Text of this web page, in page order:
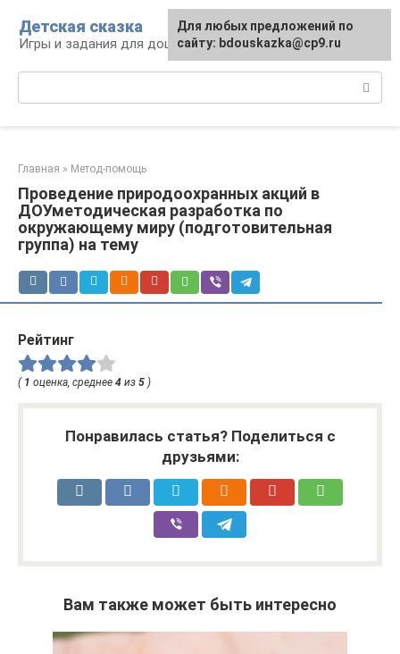
контенту
Детская сказка
Игры и задания для дошкольников
Главная » Метод-помощь
Проведение природоохранных акций в
ДОУметодическая разработка по
окружающему миру (подготовительная
группа) на тему
Рейтинг
( 1 оценка, среднее 4 из 5 )
Понравилась статья? Поделиться с
друзьями:
Вам также может быть интересно
Для любых предложений по
сайту: bdouskazka@cp9.ru